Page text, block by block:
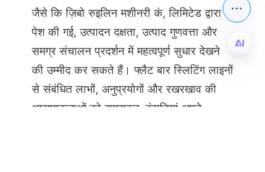
जैसे कि ज़िबो रुइलिन मशीनरी कं, लिमिटेड द्वारा
पेश की गई, उत्पादन दक्षता, उत्पाद गुणवत्ता और
समग्र संचालन प्रदर्शन में महत्वपूर्ण सुधार देखने
की उम्मीद कर सकते हैं। फ्लैट बार स्लिटिंग लाइनों
से संबंधित लाभों, अनुप्रयोगों और रखरखाव की
आवश्यकताओं को समझकर, कंपनियां अपने
HIN